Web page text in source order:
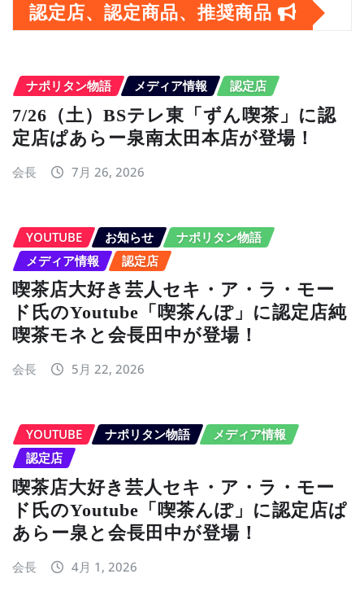
ブ
認定店、認定商品、推奨商品
ナポリタン物語 メディア情報 認定店
7/26（土）BSテレ東「ずん喫茶」に認
定店ぱあらー泉南太田本店が登場！
会長 7月 26, 2026
YOUTUBE お知らせ
ナポリタン物語
メディア情報
認定店
喫茶店大好き芸人セキ・ア・ラ・モー
ド氏のYoutube「喫茶んぽ」に認定店純
喫茶モネと会長田中が登場！
会長 5月 22, 2026
YOUTUBE ナポリタン物語
メディア情報
認定店
喫茶店大好き芸人セキ・ア・ラ・モー
ド氏のYoutube「喫茶んぽ」に認定店ぱ
あらー泉と会長田中が登場！
会長 4月 1, 2026